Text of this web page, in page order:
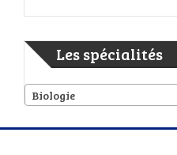
Les spécialités
Biologie